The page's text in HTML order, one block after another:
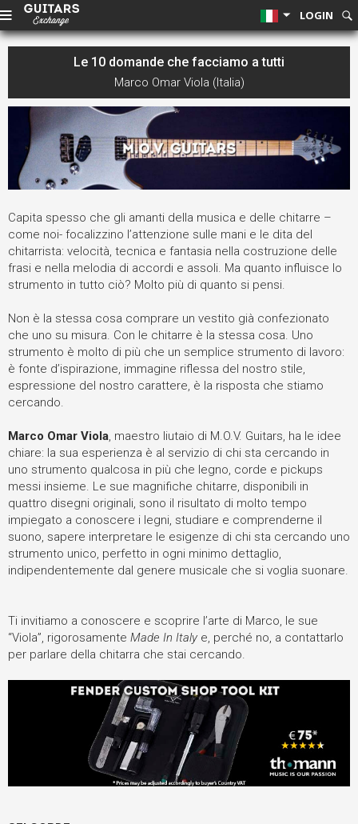
LOGIN
Le 10 domande che facciamo a tutti
Marco Omar Viola (Italia)
Capita spesso che gli amanti della musica e delle chitarre –
come noi- focalizzino l’attenzione sulle mani e le dita del
chitarrista: velocità, tecnica e fantasia nella costruzione delle
frasi e nella melodia di accordi e assoli. Ma quanto influisce lo
strumento in tutto ciò? Molto più di quanto si pensi.
Non è la stessa cosa comprare un vestito già confezionato
che uno su misura. Con le chitarre è la stessa cosa. Uno
strumento è molto di più che un semplice strumento di lavoro:
è fonte d’ispirazione, immagine riflessa del nostro stile,
espressione del nostro carattere, è la risposta che stiamo
cercando.
Marco Omar Viola, maestro liutaio di M.O.V. Guitars, ha le idee
chiare: la sua esperienza è al servizio di chi sta cercando in
uno strumento qualcosa in più che legno, corde e pickups
messi insieme. Le sue magnifiche chitarre, disponibili in
quattro disegni originali, sono il risultato di molto tempo
impiegato a conoscere i legni, studiare e comprenderne il
suono, sapere interpretare le esigenze di chi sta cercando uno
strumento unico, perfetto in ogni minimo dettaglio,
indipendentemente dal genere musicale che si voglia suonare.
Ti invitiamo a conoscere e scoprire l’arte di Marco, le sue
“Viola”, rigorosamente Made In Italy e, perché no, a contattarlo
per parlare della chitarra che stai cercando.